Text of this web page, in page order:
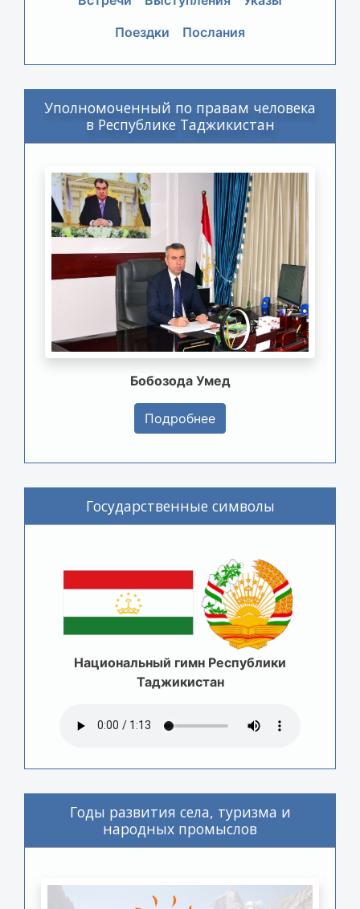
Поездки
Послания
Уполномоченный по правам человека
в Республике Таджикистан
Бобозода Умед
Подробнее
Государственные символы
Национальный гимн Республики
Таджикистан
Годы развития села, туризма и
народных промыслов